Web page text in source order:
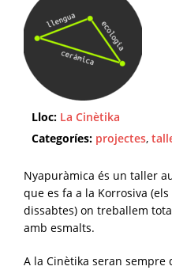
Lloc: La Cinètika
Categoríes: projectes,
Nyapuràmica és un taller
que es fa a la Korrosiva
dissabtes) on treballem
amb esmalts.
A la Cinètika seran